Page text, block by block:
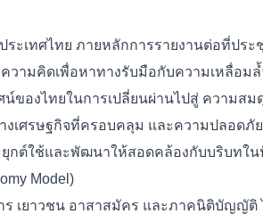
ะเทศไทย ภายหลักการรายงานต่อที่ประ
วามคิดเพื่อหาทางรับมือกับความเหลื่อม
ของไทยในการเปลี่ยนผ่านไปสู่ ความส
งเศรษฐกิจที่ครอบคลุม และความปลอด
ต์ใช้และพัฒนาให้สอดคล้องกับบริบทใน
Model)
เยาวชน อาสาสมัคร และภาคนิติบัญญั